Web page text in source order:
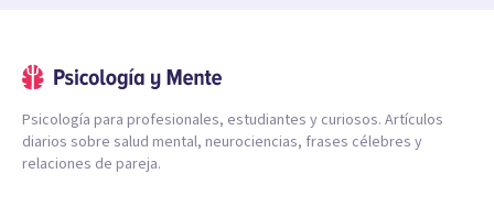
Psicología para profesionales, estudiantes y curiosos. Artículos
diarios sobre salud mental, neurociencias, frases célebres y
relaciones de pareja.